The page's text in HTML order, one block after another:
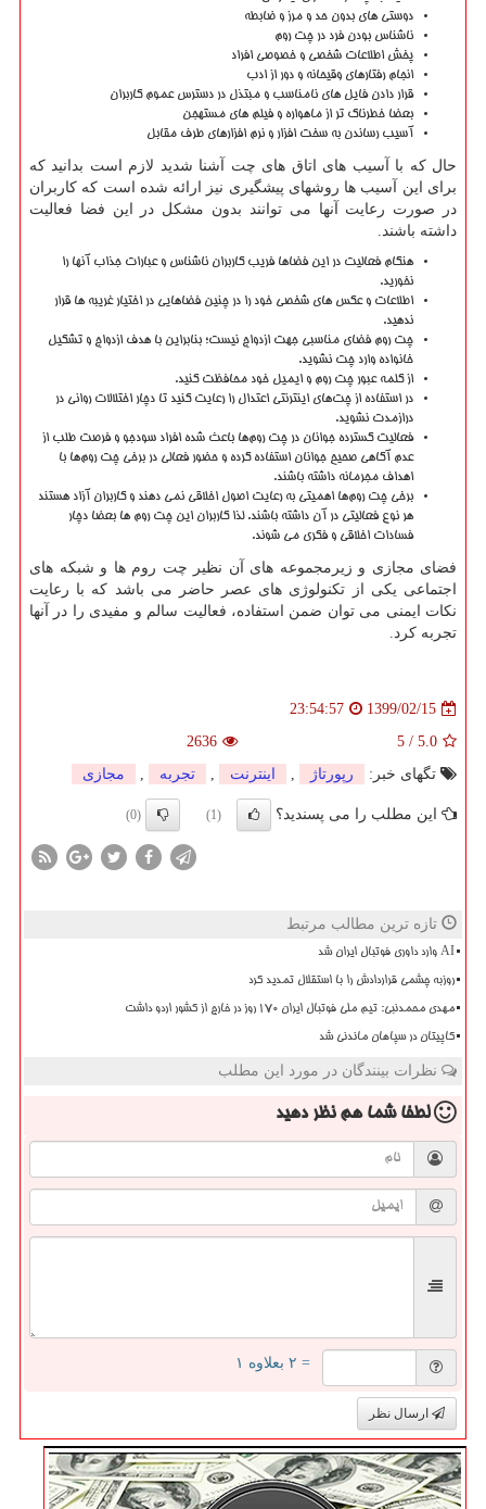
دوستی های بدون حد و مرز و ضابطه
ناشناس بودن فرد در چت روم
پخش اطلاعات شخصی و خصوصی افراد
انجام رفتارهای وقیحانه و دور از ادب
قرار دادن فایل های نامناسب و مبتذل در دسترس عموم کاربران
بعضا خطرناک تر از ماهواره و فیلم های مستهجن
آسیب رساندن به سخت افزار و نرم افزارهای طرف مقابل
حال که با آسیب های اتاق های چت آشنا شدید لازم است بدانید که
برای این آسیب ها روشهای پیشگیری نیز ارائه شده است که کاربران
در صورت رعایت آنها می توانند بدون مشکل در این فضا فعالیت
داشته باشند
هنگام فعالیت در این فضاها فریب کاربران ناشناس و عبارات جذاب آنها را
نخورید.
اطلاعات و عکس های شخصی خود را در چنین فضاهایی در اختیار غریبه ها قرار
ندهید.
چت روم فضای مناسبی جهت ازدواج نیست؛ بنابراین با هدف ازدواج و تشکیل
خانواده وارد چت نشوید.
از کلمه عبور چت روم و ایمیل خود محافظت کنید.
در استفاده از چت‌های اینترنتی اعتدال را رعایت کنید تا دچار اختلالات روانی در
درازمدت نشوید.
فعالیت گسترده جوانان در چت روم‌ها باعث شده افراد سودجو و فرصت طلب از
عدم آگاهی صحیح جوانان استفاده گرده و حضور فعالی در برخی چت روم‌ها با
اهداف مجرمانه داشته باشند.
برخی چت روم‌ها اهمیتی به رعایت اصول اخلاقی نمی دهند و کاربران آزاد هستند
هر نوع فعالیتی در آن داشته باشند. لذا کاربران این چت روم ها بعضا دچار
فسادات اخلاقی و فکری می شوند.
فضای مجازی و زیرمجموعه های آن نظیر چت روم ها و شبکه های
اجتماعی یکی از تکنولوژی های عصر حاضر می باشد که با رعایت
نکات ایمنی می توان ضمن استفاده، فعالیت سالم و مفیدی را در آنها
تجربه کرد
1399/02/15
23:54:57
5.0
/
5
2636
تگهای خبر:
رپورتاژ , اینترنت , تجربه , مجازی
این مطلب را می پسندید؟ (1)
(0)
تازه ترین مطالب مرتبط
AI وارد داوری فوتبال ایران شد
روزبه چشمی قراردادش را با استقلال تمدید کرد
مهدی محمدنبی: تیم ملی فوتبال ایران 170 روز در خارج از کشور اردو داشت
کاپیتان در سپاهان ماندنی شد
نظرات بینندگان در مورد این مطلب
لطفا شما همنظر دهید
= ۲ بعلاوه ۱
ارسال نظر